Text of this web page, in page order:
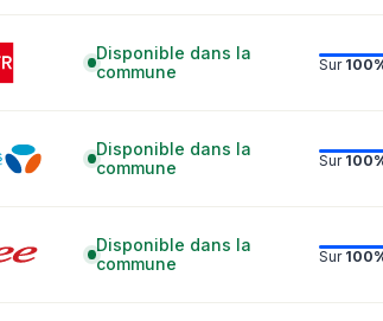
Disponible dans la
commune
Sur
Disponible dans la
commune
Sur
Disponible dans la
commune
Sur